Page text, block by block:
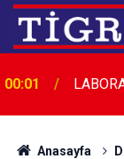
00:01
Anasayfa